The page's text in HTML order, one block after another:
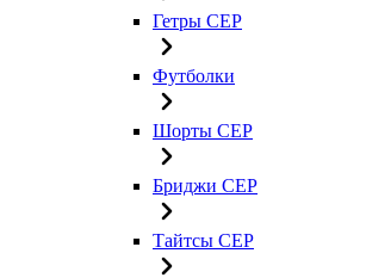
Гетры CEP
Футболки
Шорты CEP
Бриджи CEP
Тайтсы CEP